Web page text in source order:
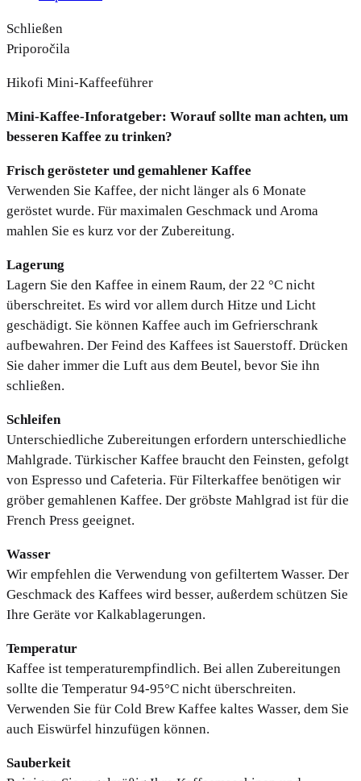
Schließen
Priporočila
Hikofi Mini-Kaffeeführer
Mini-Kaffee-Inforatgeber: Worauf sollte man achten, um
besseren Kaffee zu trinken?
Frisch gerösteter und gemahlener Kaffee
Verwenden Sie Kaffee, der nicht länger als 6 Monate
geröstet wurde. Für maximalen Geschmack und Aroma
mahlen Sie es kurz vor der Zubereitung.
Lagerung
Lagern Sie den Kaffee in einem Raum, der 22 °C nicht
überschreitet. Es wird vor allem durch Hitze und Licht
geschädigt. Sie können Kaffee auch im Gefrierschrank
aufbewahren. Der Feind des Kaffees ist Sauerstoff. Drücken
Sie daher immer die Luft aus dem Beutel, bevor Sie ihn
schließen.
Schleifen
Unterschiedliche Zubereitungen erfordern unterschiedliche
Mahlgrade. Türkischer Kaffee braucht den Feinsten, gefolgt
von Espresso und Cafeteria. Für Filterkaffee benötigen wir
gröber gemahlenen Kaffee. Der gröbste Mahlgrad ist für die
French Press geeignet.
Wasser
Wir empfehlen die Verwendung von gefiltertem Wasser. Der
Geschmack des Kaffees wird besser, außerdem schützen Sie
Ihre Geräte vor Kalkablagerungen.
Temperatur
Kaffee ist temperaturempfindlich. Bei allen Zubereitungen
sollte die Temperatur 94-95°C nicht überschreiten.
Verwenden Sie für Cold Brew Kaffee kaltes Wasser, dem Sie
auch Eiswürfel hinzufügen können.
Sauberkeit